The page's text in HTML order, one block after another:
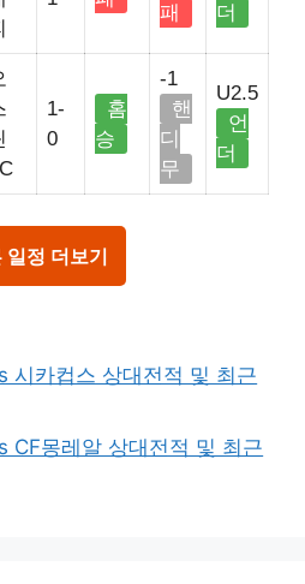
패
더
1-
0
홈
승
-1
핸
디
무
U2.5
언
더
일정 더보기
시카컵스 상대전적 및 최근
CF몽레알 상대전적 및 최근